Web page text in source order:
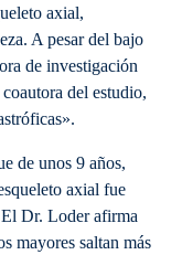
axial,
A pesar del bajo
de investigación
del estudio,
de unos 9 años,
axial fue
El Dr. Loder afirma
mayores saltan más